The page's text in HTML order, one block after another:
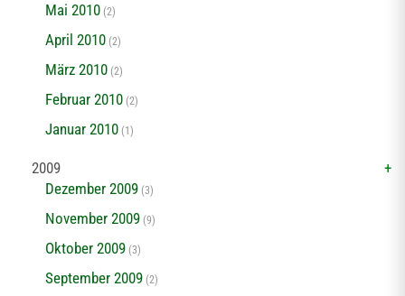
Mai 2010 (2)
April 2010 (2)
März 2010 (2)
Februar 2010 (2)
Januar 2010 (1)
2009
Dezember 2009 (3)
November 2009 (9)
Oktober 2009 (3)
September 2009 (2)